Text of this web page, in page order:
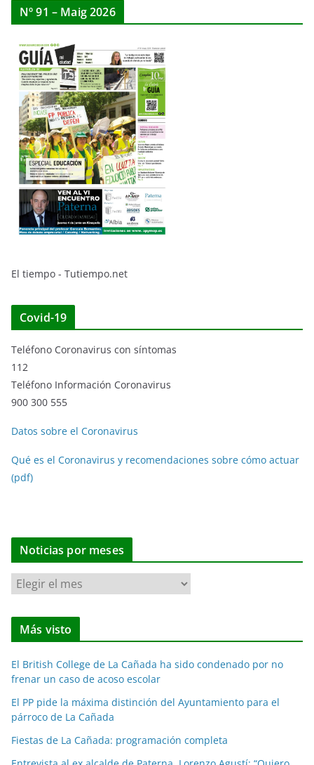
Nº 91 – Maig 2026
El tiempo - Tutiempo.net
Covid-19
Teléfono Coronavirus con síntomas
112
Teléfono Información Coronavirus
900 300 555
Datos sobre el Coronavirus
Qué es el Coronavirus y recomendaciones sobre cómo actuar
(pdf)
Noticias por meses
N
t
i
a
s
p
o
r
Más visto
El British College de La Cañada ha sido condenado por no
frenar un caso de acoso escolar
El PP pide la máxima distinción del Ayuntamiento para el
párroco de La Cañada
Fiestas de La Cañada: programación completa